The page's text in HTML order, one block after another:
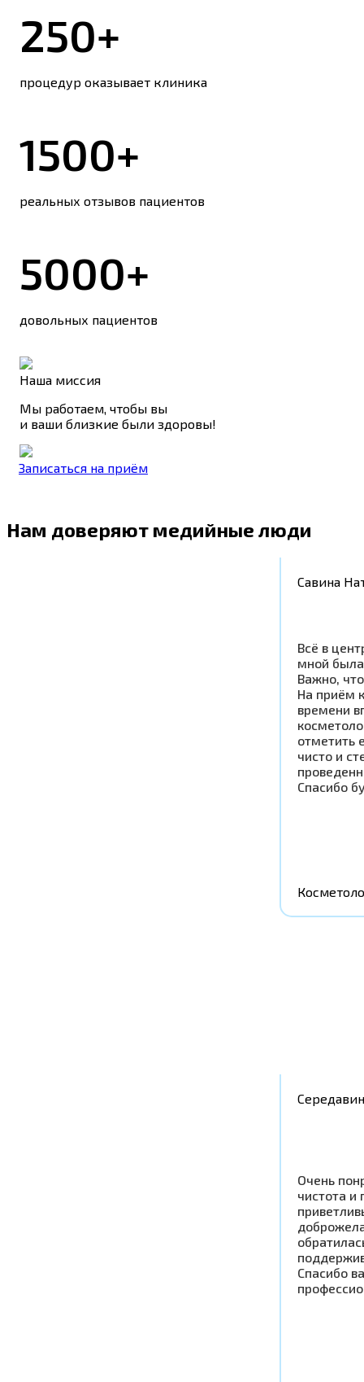
250+
процедур оказывает клиника
1500+
реальных отзывов пациентов
5000+
довольных пациентов
Наша миссия
Мы работаем, чтобы вы
и ваши близкие были здоровы!
Записаться на приём
Нам доверяют медийные люди
Савина
Всё в
мной
Важно,
На приём
времени
отметить
чисто и
Спасибо
Очень
чистота и
Спасибо